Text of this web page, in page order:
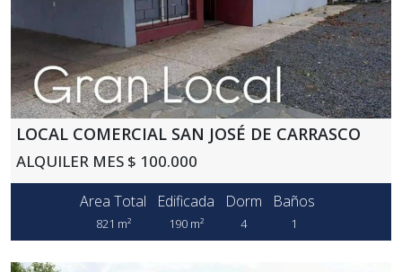
LOCAL COMERCIAL SAN JOSÉ DE CARRASCO
ALQUILER MES $ 100.000
Area Total
821 m²
Edificada
190 m²
Dorm
4
Baños
1